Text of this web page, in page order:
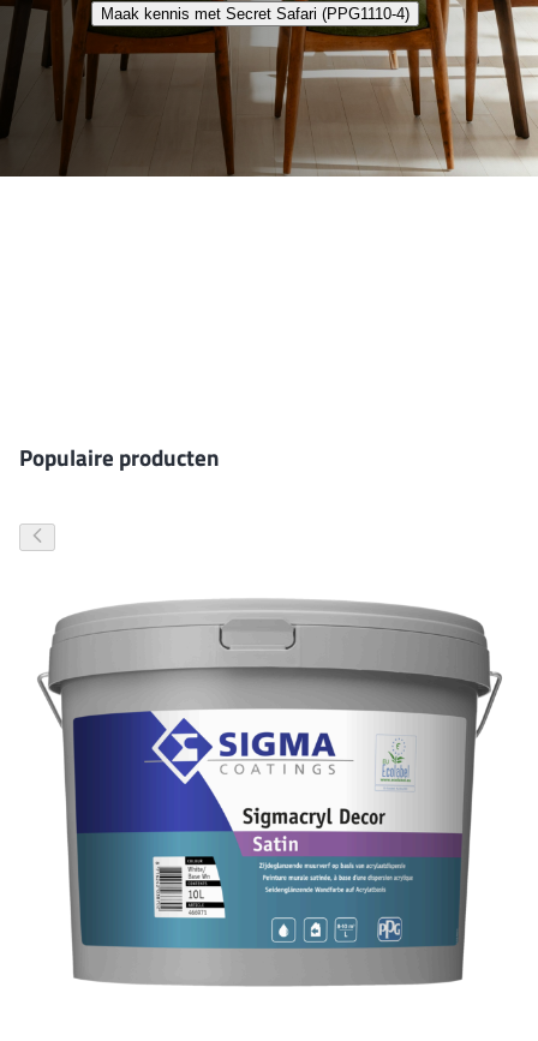
Maak kennis met Secret Safari (PPG1110-4)
Populaire producten